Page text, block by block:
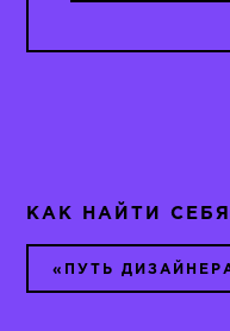
КАК НАЙТИ
«ПУТЬ